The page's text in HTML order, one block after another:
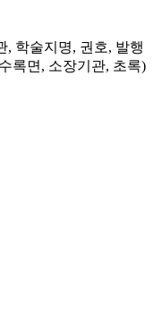
, 학술지명, 권호, 발행
록면, 소장기관, 초록)